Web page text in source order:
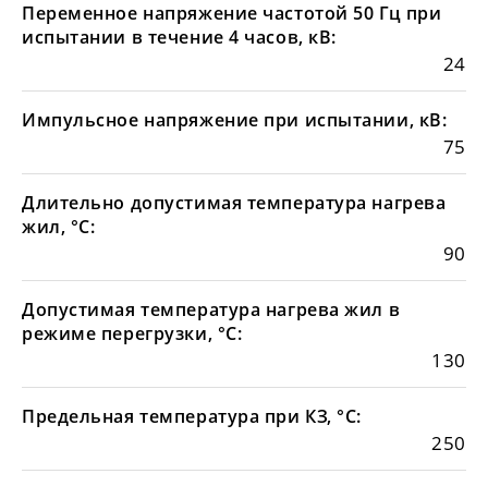
Переменное напряжение частотой 50 Гц при
испытании в течение 4 часов, кВ:
24
Импульсное напряжение при испытании, кВ:
75
Длительно допустимая температура нагрева
жил, °С:
90
Допустимая температура нагрева жил в
режиме перегрузки, °С:
130
Предельная температура при КЗ, °С:
250